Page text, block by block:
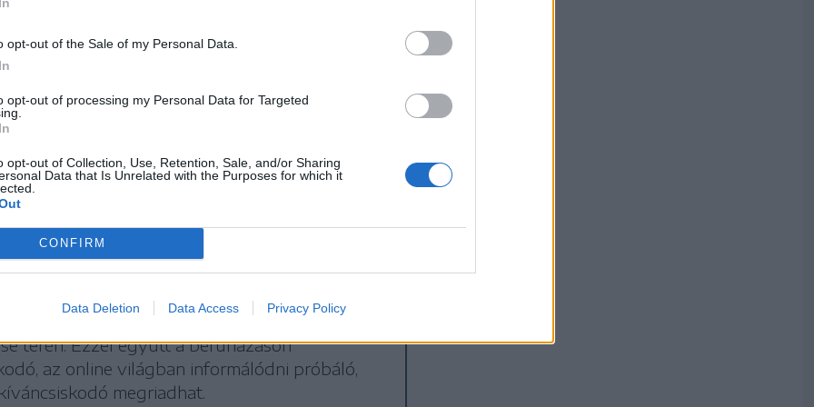
opt-out of the Sale of my Personal Data.
opt-out of processing my Personal Data for Targeted
opt-out of Collection, Use, Retention, Sale, and/or Sharing
Data that Is Unrelated with the Purposes for which it
CONFIRM
Data Deletion Data Access Privacy Policy
árnövekedés mellett egyes vélemények szerint
számára a cégektől megkövetelt jelentős
egy vállalkozás emiatt hitelfelvételre kényszerül,
járó pluszkiadásokat.
napelemderű: a
lelkesedés manapság a napelemek
terén. Ezzel együtt a beruházáson
az online világban informálódni próbáló,
megriadhat.